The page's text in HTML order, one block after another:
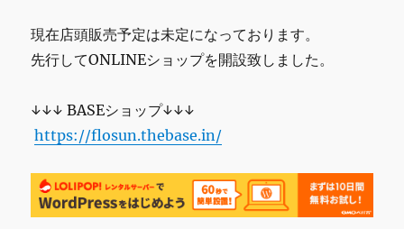
現在店頭販売予定は未定になっております。
先行してONLINEショップを開設致しました。
↓↓↓ BASEショップ↓↓↓
https://flosun.thebase.in/